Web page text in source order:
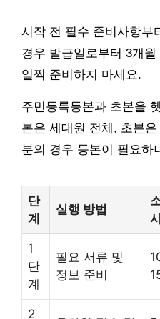
시작 전 필수 준비사항부
경우 발급일로부터 3개
일찍 준비하지 마세요.
주민등록등본과 초본을
본은 세대원 전체, 초본
분의 경우 등본이 필요하
단
계
실행 방법
1
단
계
필요 서류 및
정보 준비
2